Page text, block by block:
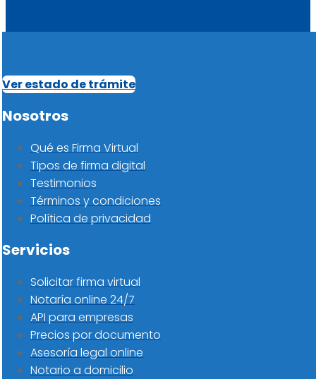
Ver estado de trámite
Nosotros
Qué es Firma Virtual
Tipos de firma digital
Testimonios
Términos y condiciones
Política de privacidad
Servicios
Solicitar firma virtual
Notaría online 24/7
API para empresas
Precios por documento
Asesoría legal online
Notario a domicilio